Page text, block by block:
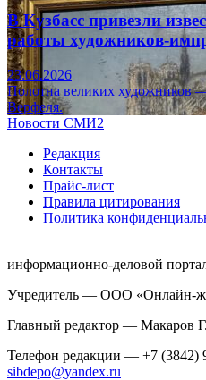
В Кузбасс привезли
работы художников-
23.06.2026
Полотна великих художников
Верфеля.
Новости СМИ2
Редакция
Контакты
Прайс-лист
Правила цитирования
Политика
информационно-деловой
Учредитель — ООО «Онлайн-
Главный редактор — Макаров
Телефон редакции — +7 (3842)
sibdepo@yandex.ru